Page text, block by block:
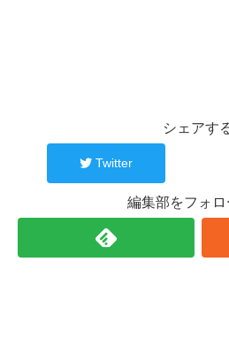
シェアす
Twitter
編集部をフォロ